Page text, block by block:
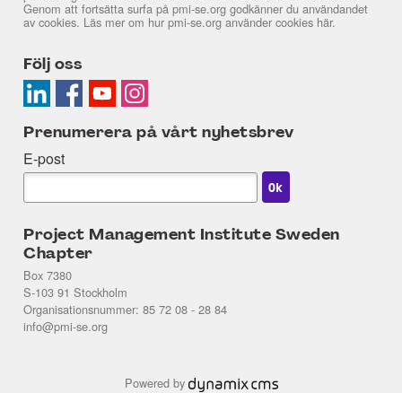
Genom att fortsätta surfa på pmi-se.org godkänner du användandet
av cookies. Läs mer om hur pmi-se.org använder cookies här.
Följ oss
Prenumerera på vårt nyhetsbrev
E-post
Project Management Institute Sweden
Chapter
Box 7380
S-103 91 Stockholm
Organisationsnummer: 85 72 08 - 28 84
info@pmi-se.org
Powered by